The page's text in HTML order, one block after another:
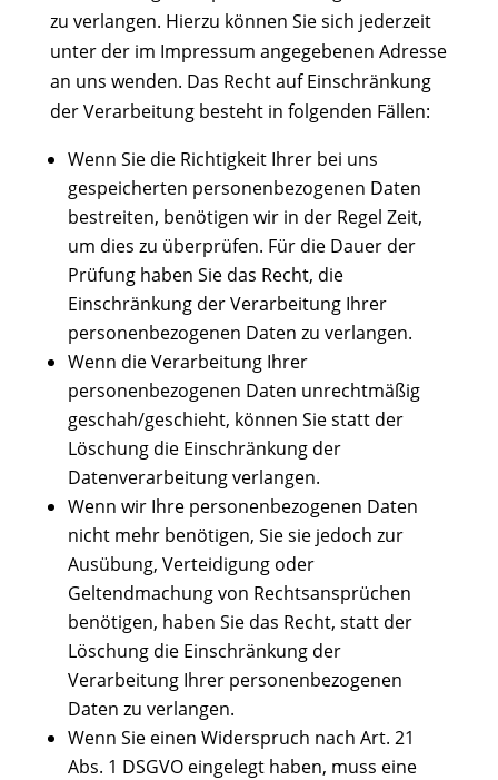
zu verlangen. Hierzu können Sie sich jederzeit
unter der im Impressum angegebenen Adresse
an uns wenden. Das Recht auf Einschränkung
der Verarbeitung besteht in folgenden Fällen:
Wenn Sie die Richtigkeit Ihrer bei uns
gespeicherten personenbezogenen Daten
bestreiten, benötigen wir in der Regel Zeit,
um dies zu überprüfen. Für die Dauer der
Prüfung haben Sie das Recht, die
Einschränkung der Verarbeitung Ihrer
personenbezogenen Daten zu verlangen.
Wenn die Verarbeitung Ihrer
personenbezogenen Daten unrechtmäßig
geschah/geschieht, können Sie statt der
Löschung die Einschränkung der
Datenverarbeitung verlangen.
Wenn wir Ihre personenbezogenen Daten
nicht mehr benötigen, Sie sie jedoch zur
Ausübung, Verteidigung oder
Geltendmachung von Rechtsansprüchen
benötigen, haben Sie das Recht, statt der
Löschung die Einschränkung der
Verarbeitung Ihrer personenbezogenen
Daten zu verlangen.
Wenn Sie einen Widerspruch nach Art. 21
Abs. 1 DSGVO eingelegt haben, muss eine